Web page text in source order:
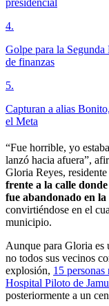
presidencial
4.
Golpe para la
de finanzas
5.
Capturan a alias
el Meta
“Fue horrible, yo
lanzó hacia afuera”,
Gloria Reyes,
frente a la calle
fue abandonado en la
convirtiéndose en el
municipio.
Aunque para Gloria es
no todos sus vecinos
explosión, 15 personas
Hospital Piloto de
posteriormente a un